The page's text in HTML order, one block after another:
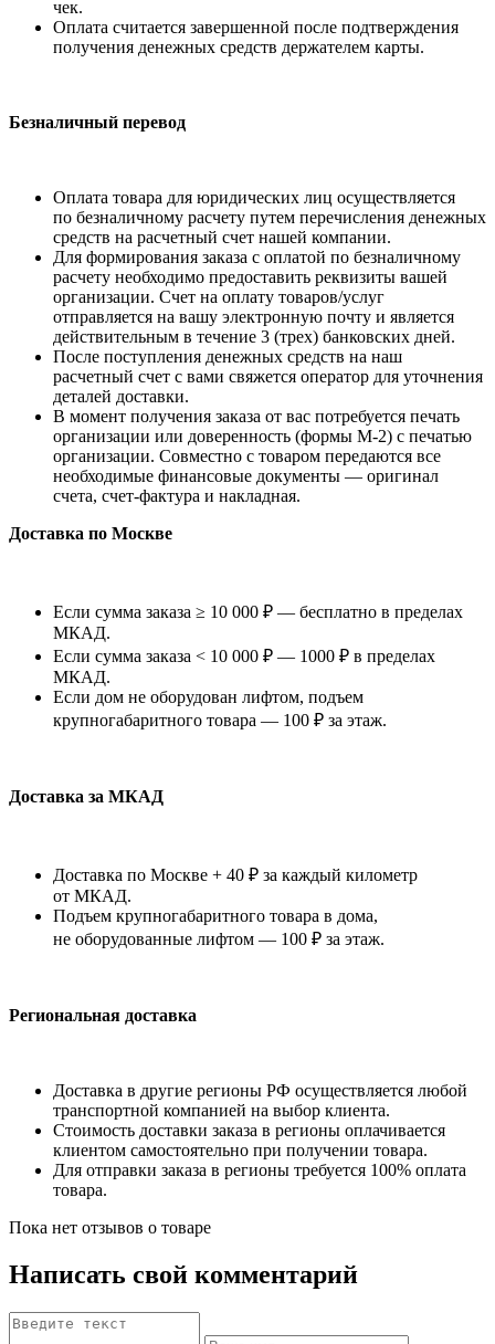
чек.
Оплата считается завершенной после подтверждения
получения денежных средств держателем карты.
Безналичный перевод
Оплата товара для юридических лиц осуществляется
по безналичному расчету путем перечисления денежных
средств на расчетный счет нашей компании.
Для формирования заказа с оплатой по безналичному
расчету необходимо предоставить реквизиты вашей
организации. Счет на оплату товаров/услуг
отправляется на вашу электронную почту и является
действительным в течение 3 (трех) банковских дней.
После поступления денежных средств на наш
расчетный счет с вами свяжется оператор для уточнения
деталей доставки.
В момент получения заказа от вас потребуется печать
организации или доверенность (формы М-2) с печатью
организации. Совместно с товаром передаются все
необходимые финансовые документы — оригинал
счета, счет-фактура и накладная.
Доставка по Москве
Если сумма заказа ≥ 10 000 ₽ — бесплатно в пределах
МКАД.
Если сумма заказа < 10 000 ₽ — 1000 ₽ в пределах
МКАД.
Если дом не оборудован лифтом, подъем
крупногабаритного товара — 100 ₽ за этаж.
Доставка за МКАД
Доставка по Москве + 40 ₽ за каждый километр
от МКАД.
Подъем крупногабаритного товара в дома,
не оборудованные лифтом — 100 ₽ за этаж.
Региональная доставка
Доставка в другие регионы РФ осуществляется любой
транспортной компанией на выбор клиента.
Стоимость доставки заказа в регионы оплачивается
клиентом самостоятельно при получении товара.
Для отправки заказа в регионы требуется 100% оплата
товара.
Пока нет отзывов о товаре
Написать свой комментарий